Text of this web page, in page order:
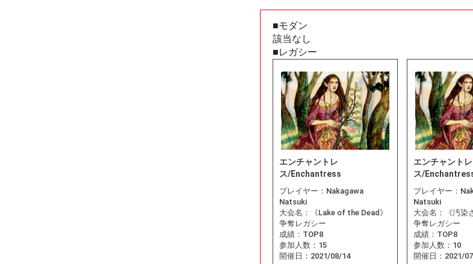
■モダン
該当なし
■レガシー
エンチャントレ
ス/Enchantress
プレイヤー： Nakagawa
Natsuki
大会名：
《Lake of the Dead》
争奪レガシー
成績： TOP8
参加人数： 15
開催日： 2021/08/14
エンチャントレ
ス/
プレイヤー：
Natsuki
大会名：
《汚染
争奪レガシー
成績： TOP8
参加人数： 10
開催日： 2021/